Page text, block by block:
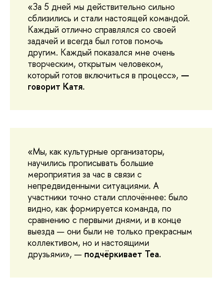
«За 5 дней мы действительно сильно
сблизились и стали настоящей командой.
Каждый отлично справлялся со своей
задачей и всегда был готов помочь
другим. Каждый показался мне очень
творческим, открытым человеком,
который готов включиться в процесс», —
говорит Катя.
«Мы, как культурные организаторы,
научились прописывать большие
мероприятия за час в связи с
непредвиденными ситуациями. А
участники точно стали сплочённее: было
видно, как формируется команда, по
сравнению с первыми днями, и в конце
выезда — они были не только прекрасным
коллективом, но и настоящими
друзьями», — подчёркивает Теа.